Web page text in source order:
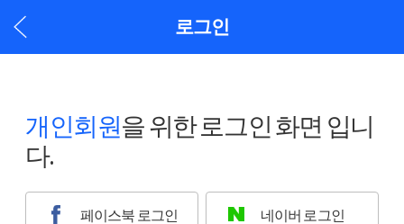
로그인
개인회원을 위한 로그인 화면 입니
다.
페이스북 로그인 네이버 로그인